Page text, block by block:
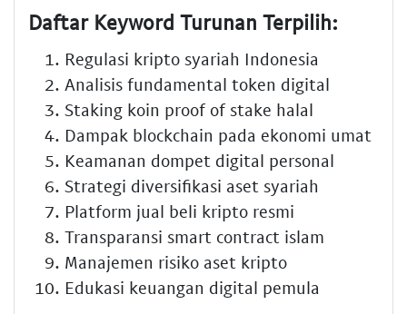
Daftar Keyword Turunan Terpilih:
Regulasi kripto syariah Indonesia
Analisis fundamental token digital
Staking koin proof of stake halal
Dampak blockchain pada ekonomi umat
Keamanan dompet digital personal
Strategi diversifikasi aset syariah
Platform jual beli kripto resmi
Transparansi smart contract islam
Manajemen risiko aset kripto
Edukasi keuangan digital pemula